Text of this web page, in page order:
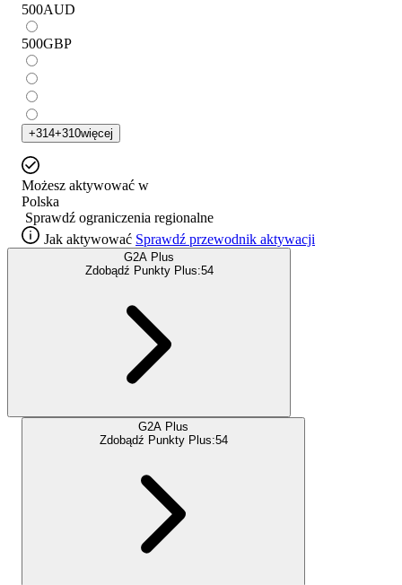
500AUD
500GBP
+314+310więcej
Możesz aktywować w
Polska
Sprawdź ograniczenia regionalne
Jak aktywować Sprawdź przewodnik aktywacji
G2A Plus
Zdobądź Punkty Plus:54
G2A Plus
Zdobądź Punkty Plus:54